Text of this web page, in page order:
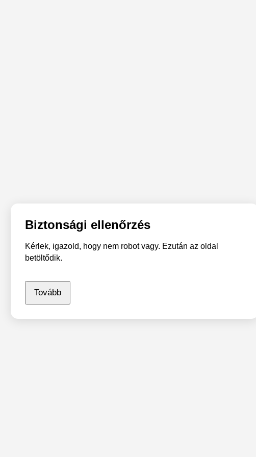
Biztonsági ellenőrzés
Kérlek, igazold, hogy nem robot vagy. Ezután az oldal
betöltődik.
Tovább